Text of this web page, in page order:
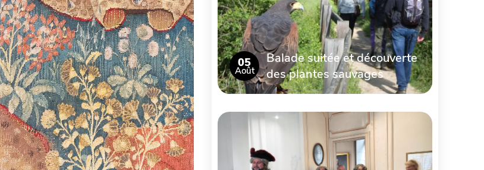
05
Août
Balade suitée et découverte
des plantes sauvages